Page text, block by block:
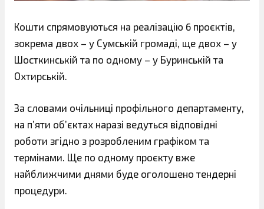
Кошти спрямовуються на реалізацію 6 проєктів,
зокрема двох – у Сумській громаді, ще двох – у
Шосткинській та по одному – у Буринській та
Охтирській.
За словами очільниці профільного департаменту,
на п’яти об’єктах наразі ведуться відповідні
роботи згідно з розробленим графіком та
термінами. Ще по одному проєкту вже
найближчими днями буде оголошено тендерні
процедури.